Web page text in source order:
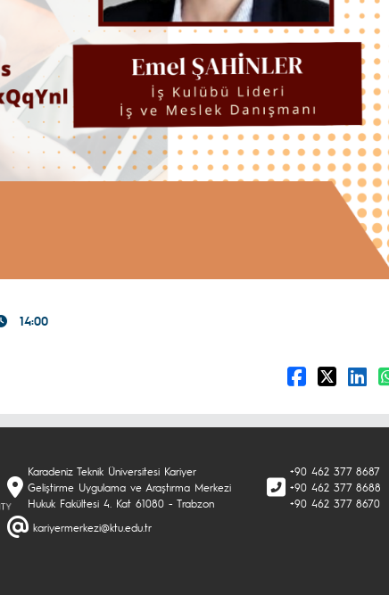
14:00
Karadeniz Teknik Üniversitesi Kariyer
Geliştirme Uygulama ve Araştırma Merkezi
Hukuk Fakültesi 4. Kat 61080 - Trabzon
kariyermerkezi@ktu.edu.tr
+90 462 377 8687
+90 462 377 8688
+90 462 377 8670